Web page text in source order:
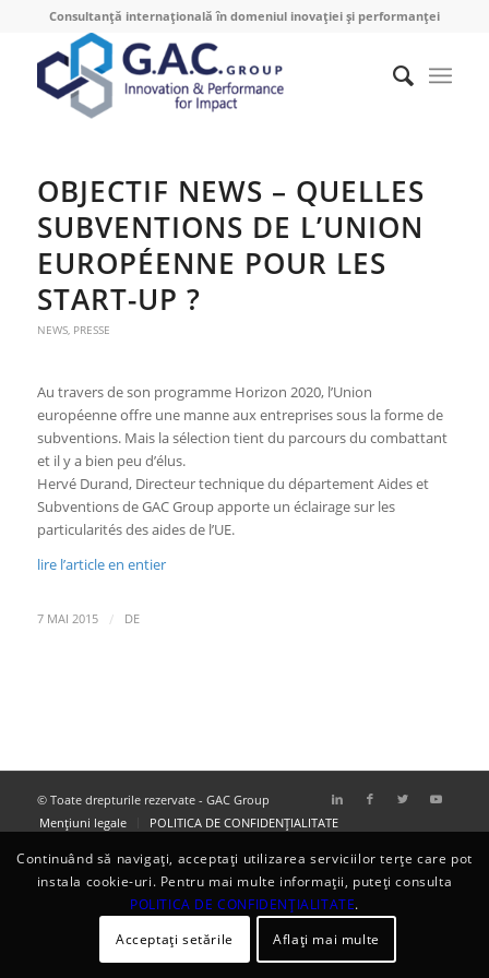
Consultanță internațională în domeniul inovației și performanței
OBJECTIF NEWS – QUELLES
SUBVENTIONS DE L’UNION
EUROPÉENNE POUR LES
START-UP ?
NEWS, PRESSE
Au travers de son programme Horizon 2020, l’Union
européenne offre une manne aux entreprises sous la forme de
subventions. Mais la sélection tient du parcours du combattant
et il y a bien peu d’élus.
Hervé Durand, Directeur technique du département Aides et
Subventions de GAC Group apporte un éclairage sur les
particularités des aides de l’UE.
lire l’article en entier
7 MAI 2015 / DE
© Toate drepturile rezervate - GAC Group
Menţiuni legale
POLITICA DE CONFIDENȚIALITATE
Continuând să navigați, acceptați utilizarea serviciilor terțe care pot
instala cookie-uri. Pentru mai multe informații, puteți consulta
POLITICA DE CONFIDENȚIALITATE.
Acceptați setările
Aflați mai multe